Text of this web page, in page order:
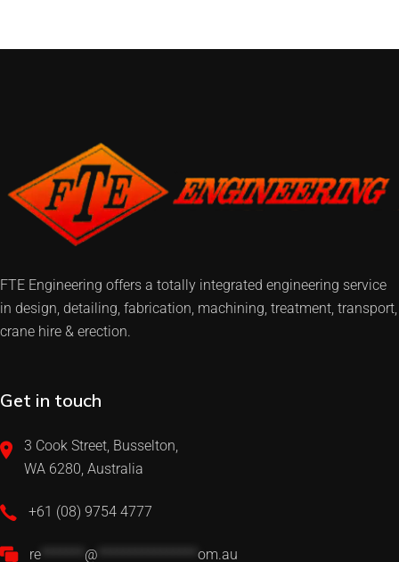
FTE Engineering offers a totally integrated engineering service
in design, detailing, fabrication, machining, treatment, transport,
crane hire & erection.
Get in touch
3 Cook Street, Busselton,
WA 6280, Australia
+61 (08) 9754 4777
re @ om.au